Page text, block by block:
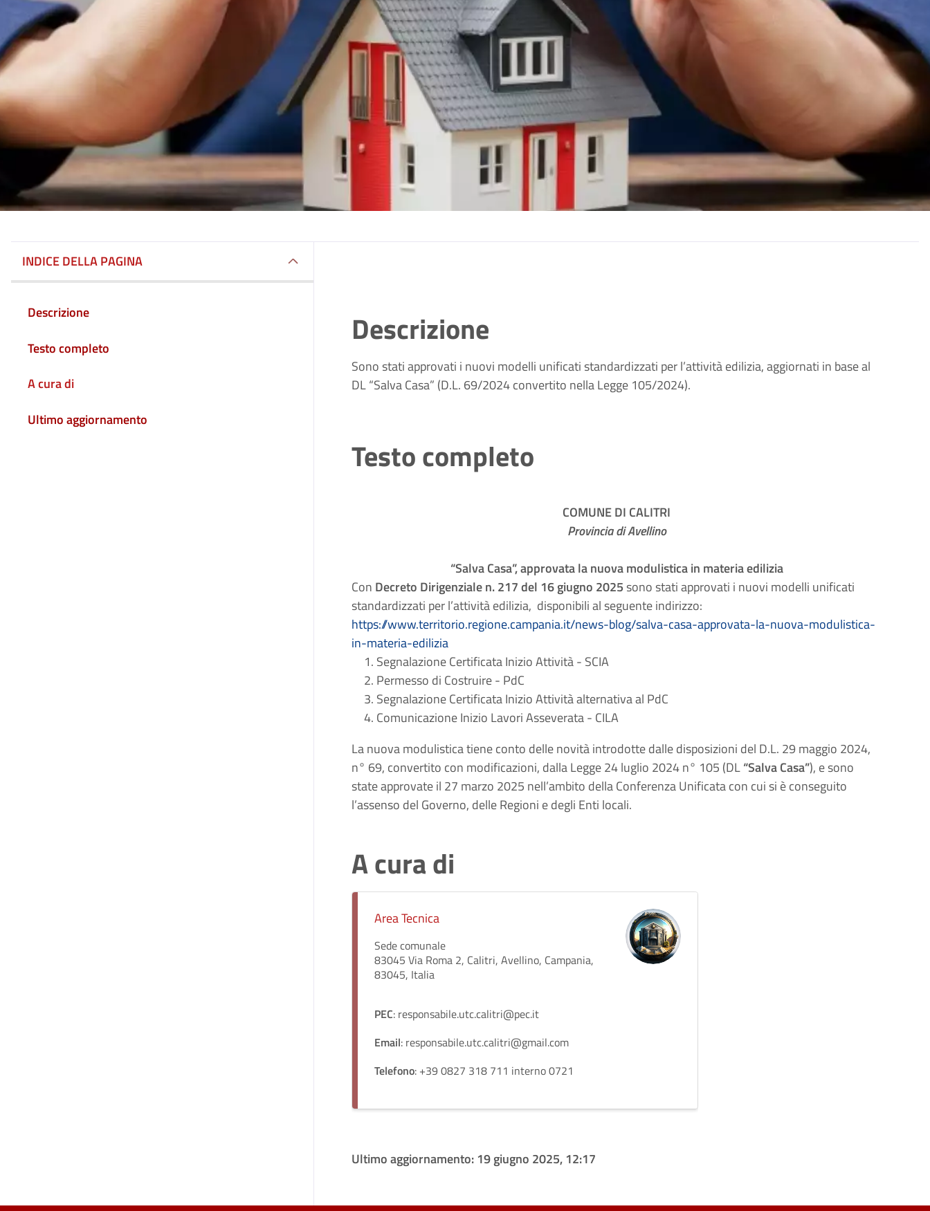
INDICE DELLA PAGINA
Descrizione
Testo completo
A cura di
Ultimo aggiornamento
Descrizione
Sono stati approvati i nuovi modelli unificati standardizzati per l’attività edilizia, aggiornati in base al
DL “Salva Casa” (D.L. 69/2024 convertito nella Legge 105/2024).
Testo completo
COMUNE DI CALITRI
Provincia di Avellino
“Salva Casa”, approvata la nuova modulistica in materia edilizia
Con Decreto Dirigenziale n. 217 del 16 giugno 2025sono stati approvati i nuovi modelli unificati
standardizzati per l’attività edilizia, disponibili al seguente indirizzo:
https://www.territorio.regione.campania.it/news-blog/salva-casa-approvata-la-nuova-modulistica-
in-materia-edilizia
Segnalazione Certificata Inizio Attività - SCIA
Permesso di Costruire - PdC
Segnalazione Certificata Inizio Attività alternativa al PdC
Comunicazione Inizio Lavori Asseverata - CILA
La nuova modulistica tiene conto delle novità introdotte dalle disposizioni del D.L. 29 maggio 2024,
n° 69, convertito con modificazioni, dalla Legge 24 luglio 2024 n° 105 (DL“Salva Casa”), e sono
state approvate il 27 marzo 2025 nell’ambito della Conferenza Unificata con cui si è conseguito
l’assenso del Governo, delle Regioni e degli Enti locali.
A cura di
Area Tecnica
Sede comunale
83045 Via Roma 2, Calitri, Avellino, Campania,
83045, Italia
PEC: responsabile.utc.calitri@pec.it
Email: responsabile.utc.calitri@gmail.com
Telefono: +39 0827 318 711 interno 0721
Ultimo aggiornamento:19 giugno 2025, 12:17